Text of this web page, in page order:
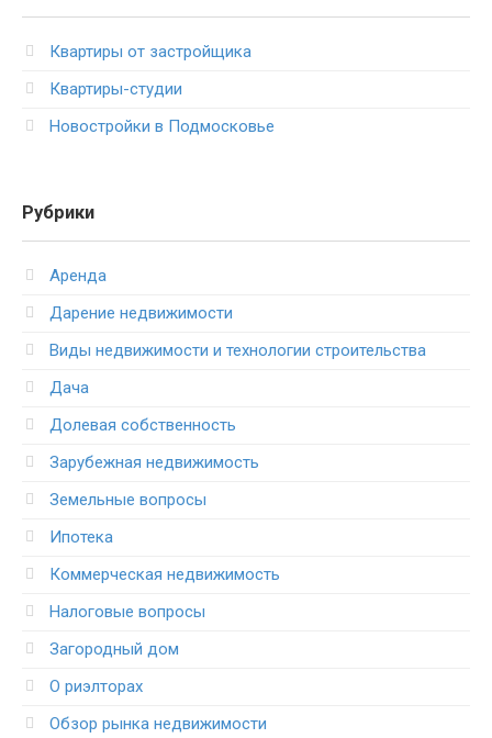
Квартиры от застройщика
Квартиры-студии
Новостройки в Подмосковье
Рубрики
Аренда
Дарение недвижимости
Виды недвижимости и технологии строительства
Дача
Долевая собственность
Зарубежная недвижимость
Земельные вопросы
Ипотека
Коммерческая недвижимость
Налоговые вопросы
Загородный дом
О риэлторах
Обзор рынка недвижимости